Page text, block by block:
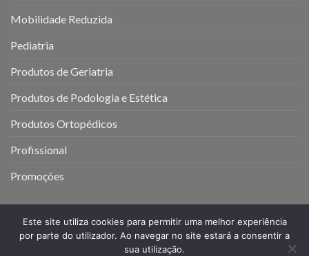
Mobilidade Reduzida
Pediatria
Produtos de Geriatria
Produtos de Podologia e Estética
Produtos Ortopédicos
Profissional
Promoções
MINHA CONTA
Este site utiliza cookies para permitir uma melhor experiência
por parte do utilizador. Ao navegar no site estará a consentir a
sua utilização.